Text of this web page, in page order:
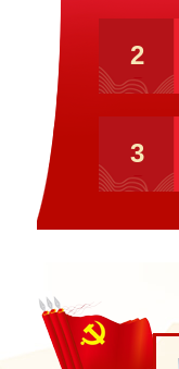
2
3
程思政”专题培训会